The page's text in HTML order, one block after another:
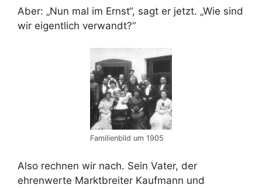
Aber: „Nun mal im Ernst“, sagt er jetzt. „Wie sind
wir eigentlich verwandt?“
Familienbild um 1905
Also rechnen wir nach. Sein Vater, der
ehrenwerte Marktbreiter Kaufmann und